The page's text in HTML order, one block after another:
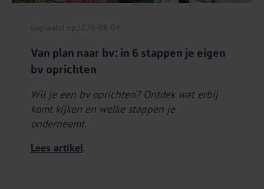
Geplaatst op 2026-08-04
Van plan naar bv: in 6 stappen je eigen
bv oprichten
Wil je een bv oprichten? Ontdek wat erbij
komt kijken en welke stappen je
onderneemt.
Lees artikel